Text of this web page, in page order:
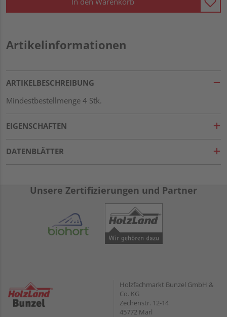
Artikelinformationen
ARTIKELBESCHREIBUNG
Mindestbestellmenge 4 Stk.
EIGENSCHAFTEN
DATENBLÄTTER
Unsere Zertifizierungen und Partner
Holzfachmarkt Bunzel GmbH &
Co. KG
Zechenstr. 12-14
45772 Marl